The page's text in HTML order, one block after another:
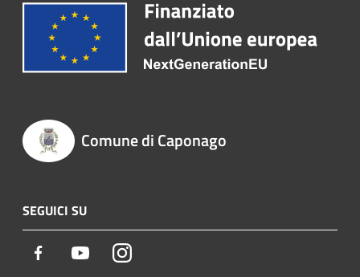
Comune di Caponago
SEGUICI SU
Facebook YoutubeInstagram